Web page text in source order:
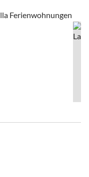
Ferienwohnungen